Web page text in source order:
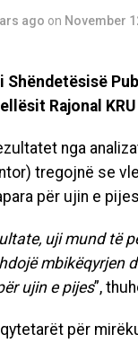
ago on November
Rajonal
nga
tregojnë se
për ujin e
uji mund të
ujin e pijes”,
për